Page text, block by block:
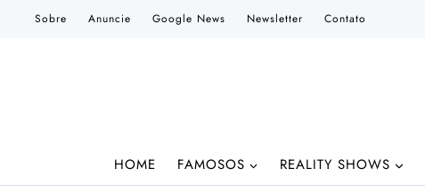
Sobre Anuncie Google News Newsletter Contato
HOME FAMOSOS REALITY SHOWS